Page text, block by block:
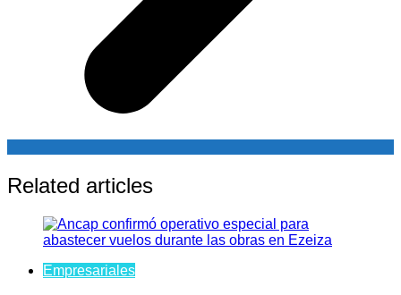
Related articles
Empresariales